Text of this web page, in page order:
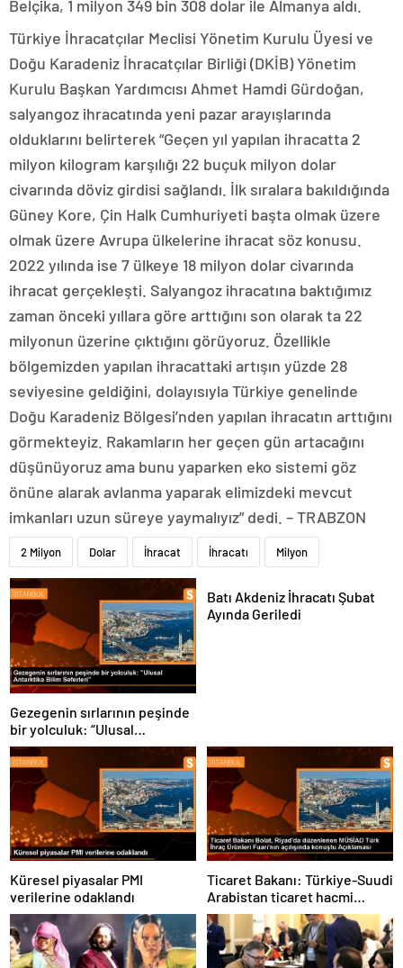
Belçika, 1 milyon 349 bin 308 dolar ile Almanya aldı.
Türkiye İhracatçılar Meclisi Yönetim Kurulu Üyesi ve
Doğu Karadeniz İhracatçılar Birliği (DKİB) Yönetim
Kurulu Başkan Yardımcısı Ahmet Hamdi Gürdoğan,
salyangoz ihracatında yeni pazar arayışlarında
olduklarını belirterek “Geçen yıl yapılan ihracatta 2
milyon kilogram karşılığı 22 buçuk milyon dolar
civarında döviz girdisi sağlandı. İlk sıralara bakıldığında
Güney Kore, Çin Halk Cumhuriyeti başta olmak üzere
olmak üzere Avrupa ülkelerine ihracat söz konusu.
2022 yılında ise 7 ülkeye 18 milyon dolar civarında
ihracat gerçekleşti. Salyangoz ihracatına baktığımız
zaman önceki yıllara göre arttığını son olarak ta 22
milyonun üzerine çıktığını görüyoruz. Özellikle
bölgemizden yapılan ihracattaki artışın yüzde 28
seviyesine geldiğini, dolayısıyla Türkiye genelinde
Doğu Karadeniz Bölgesi’nden yapılan ihracatın arttığını
görmekteyiz. Rakamların her geçen gün artacağını
düşünüyoruz ama bunu yaparken eko sistemi göz
önüne alarak avlanma yaparak elimizdeki mevcut
imkanları uzun süreye yaymalıyız” dedi. – TRABZON
2 Milyon Dolar İhracat İhracatı Milyon
Gezegenin sırlarının peşinde
bir yolculuk: “Ulusal
Antarktika Bilim Seferleri”
Batı Akdeniz İhracatı Şubat
Ayında Geriledi
Küresel piyasalar PMI
verilerine odaklandı
Ticaret Bakanı: Türkiye-Suudi
Arabistan ticaret hacmi
artacak